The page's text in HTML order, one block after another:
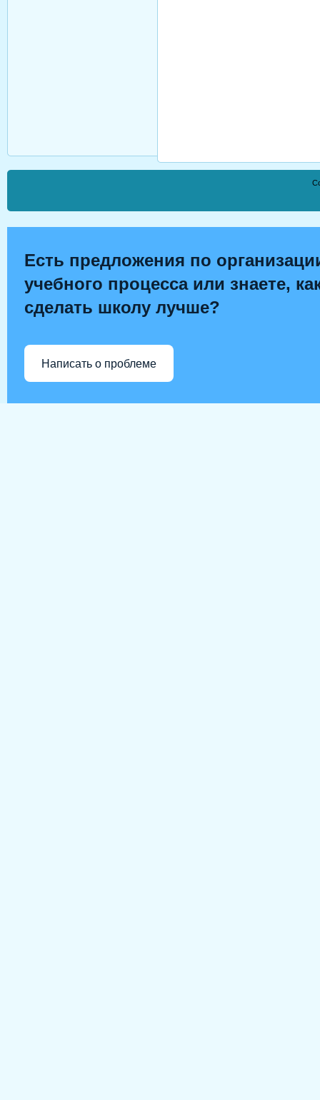
Есть предложения по
учебного процесса или знаете,
сделать школу лучше?
Написать о проблеме